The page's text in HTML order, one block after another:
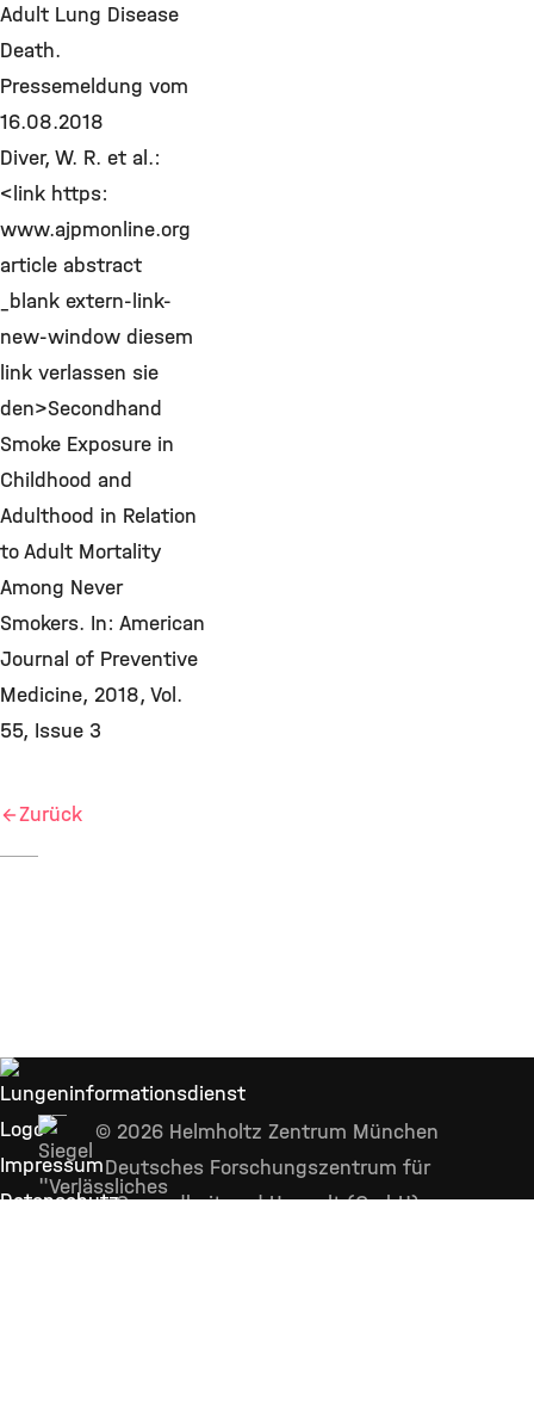
Adult Lung Disease
Death.
Pressemeldung vom
16.08.2018
Diver, W. R. et al.:
<link https:
www.ajpmonline.org
article abstract
_blank extern-link-
new-window diesem
link verlassen sie
den>Secondhand
Smoke Exposure in
Childhood and
Adulthood in Relation
to Adult Mortality
Among Never
Smokers. In: American
Journal of Preventive
Medicine, 2018, Vol.
55, Issue 3
Zurück
Impressum
Datenschutz
© 2026 Helmholtz Zentrum München
Deutsches Forschungszentrum für
Gesundheit und Umwelt (GmbH)